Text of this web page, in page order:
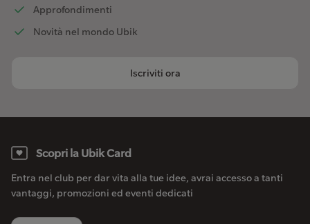
Approfondimenti
Novità nel mondo Ubik
Iscriviti ora
Scopri la Ubik Card
Entra nel club per dar vita alla tue idee, avrai accesso a tanti
vantaggi, promozioni ed eventi dedicati